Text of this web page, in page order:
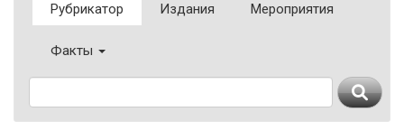
Рубрикатор Издания Мероприятия
Факты